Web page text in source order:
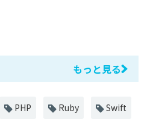
もっと見る
PHP Ruby Swift